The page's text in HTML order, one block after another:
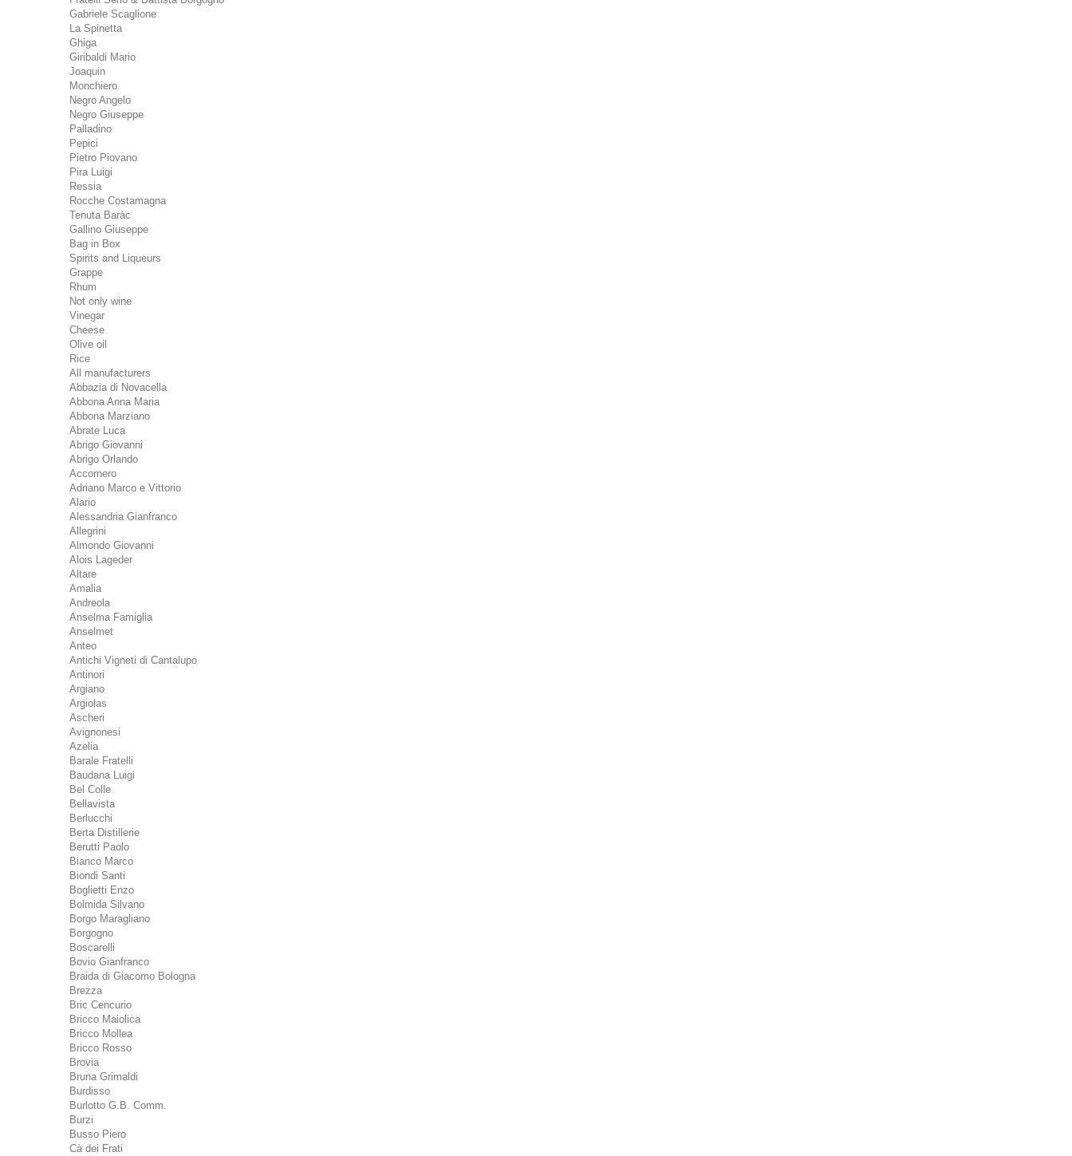
Gabriele Scaglione
La Spinetta
Ghiga
Giribaldi Mario
Joaquin
Monchiero
Negro Angelo
Negro Giuseppe
Palladino
Pepici
Pietro Piovano
Pira Luigi
Ressia
Rocche Costamagna
Tenuta Baràc
Gallino Giuseppe
Bag in Box
Spirits and Liqueurs
Grappe
Rhum
Not only wine
Vinegar
Cheese
Olive oil
Rice
All manufacturers
Abbazia di Novacella
Abbona Anna Maria
Abbona Marziano
Abrate Luca
Abrigo Giovanni
Abrigo Orlando
Accornero
Adriano Marco e Vittorio
Alario
Alessandria Gianfranco
Allegrini
Almondo Giovanni
Alois Lageder
Altare
Amalia
Andreola
Anselma Famiglia
Anselmet
Anteo
Antichi Vigneti di Cantalupo
Antinori
Argiano
Argiolas
Ascheri
Avignonesi
Azelia
Barale Fratelli
Baudana Luigi
Bel Colle
Bellavista
Berlucchi
Berta Distillerie
Berutti Paolo
Bianco Marco
Biondi Santi
Boglietti Enzo
Bolmida Silvano
Borgo Maragliano
Borgogno
Boscarelli
Bovio Gianfranco
Braida di Giacomo Bologna
Brezza
Bric Cencurio
Bricco Maiolica
Bricco Mollea
Bricco Rosso
Brovia
Bruna Grimaldi
Burdisso
Burlotto G.B. Comm.
Burzi
Busso Piero
Cà dei Frati